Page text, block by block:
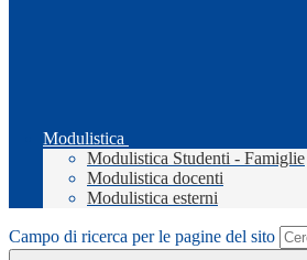
Modulistica
Modulistica Studenti - Famiglie
Modulistica docenti
Modulistica esterni
Campo di ricerca per le pagine del sito